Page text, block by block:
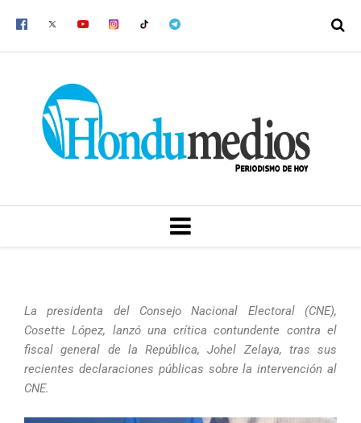
MENU
La presidenta del Consejo Nacional Electoral (CNE),
Cosette López, lanzó una crítica contundente contra el
fiscal general de la República, Johel Zelaya, tras sus
recientes declaraciones públicas sobre la intervención al
CNE.